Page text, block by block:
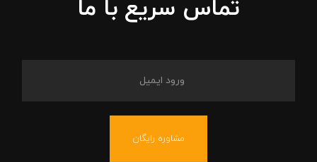
تماس سریع با ما
مشاوره رایگان